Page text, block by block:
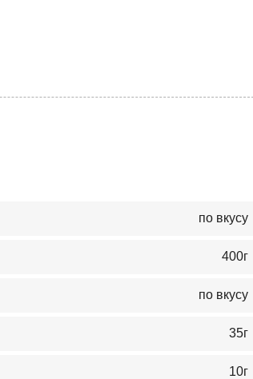
по вкусу
400г
по вкусу
35г
10г